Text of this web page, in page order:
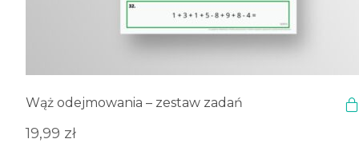
Wąż odejmowania – zestaw zadań
19,99 zł